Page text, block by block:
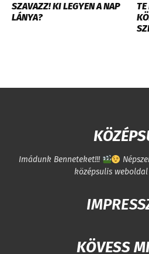
SZAVAZZ! KI LEGYEN A NAP
LÁNYA?
TE
Imádunk Benneteket!!!
középsulis
KÖVESS